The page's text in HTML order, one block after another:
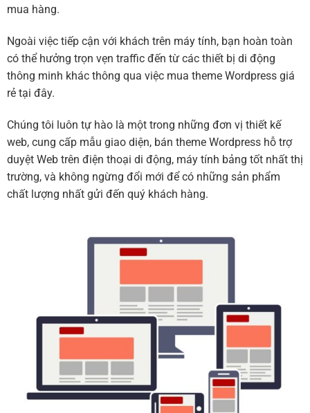
mua hàng.
Ngoài việc tiếp cận với khách trên máy tính, bạn hoàn toàn
có thể hưởng trọn vẹn traffic đến từ các thiết bị di động
thông minh khác thông qua việc mua theme Wordpress giá
rẻ tại đây.
Chúng tôi luôn tự hào là một trong những đơn vị thiết kế
web, cung cấp mẫu giao diện, bán theme Wordpress hỗ trợ
duyệt Web trên điện thoại di động, máy tính bảng tốt nhất thị
trường, và không ngừng đổi mới để có những sản phẩm
chất lượng nhất gửi đến quý khách hàng.